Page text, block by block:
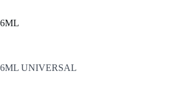
UNIVERSAL